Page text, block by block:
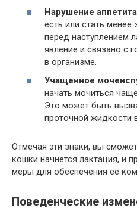
Нарушение
есть или стать
перед наступлением
явление и связано с
в организме.
Учащенное
начать мочиться
Это может быть
проточной жидкости
Отмечая эти знаки, вы
кошки начнется лактация, и
меры для обеспечения ее
Поведенческие